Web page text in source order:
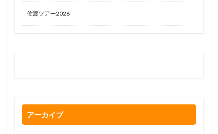
佐渡ツアー2026
アーカイブ